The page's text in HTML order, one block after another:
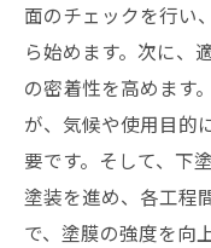
耐久性を
エコフレ
塗装の耐久性
耐久性を
プロが実
面のチェックを行い
ら始めます。次に、
の密着性を高めます
が、気候や使用目的
要です。そして、下
塗装を進め、各工程
で、塗膜の強度を向